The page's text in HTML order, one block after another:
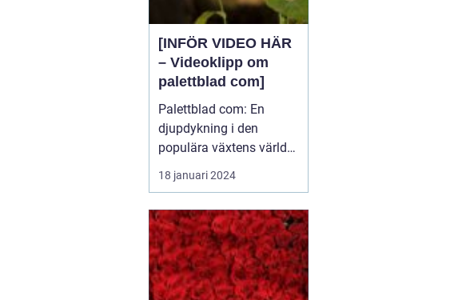
[INFÖR VIDEO HÄR
– Videoklipp om
palettblad com]
Palettblad com: En
djupdykning i den
populära växtens värld
Översikt över palettblad
com Palettblad com är
riktar sig till
växtentusiaster och
trädgårdsälskare över
hela världen. Det
18 januari 2024